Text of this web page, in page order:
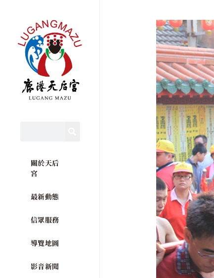
關於天后
宮
最新動態
信眾服務
導覽地圖
影音新聞